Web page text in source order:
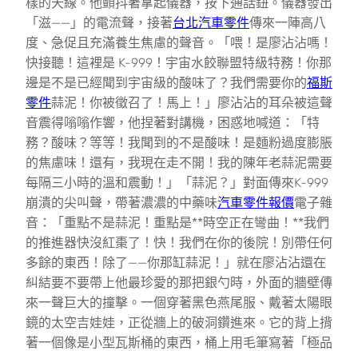
「滋——」的電流聲，接著台北汽車零件傳來一陣高八
度、急促且充滿養生焦慮的聲音。「喂！是廖沾沾嗎！
快接聽！這裡是 K-999！宇宙水餃聯盟特級特務！你那
邊是不是已經聞到宇宙級的酸味了？我們需要你的福斯
零件蒜泥！你被徵召了！馬上！」廖沾沾的耳朵被這聲
音震得嗡嗡作響，他捏著對講機，困惑地喊道：「特
務？酸味？等等！我聞到的不是酸味！是麵粉過度膨脹
的焦慮味！還有，我現在走不開！我的陳年老蒜泥需要
每隔三小時的溫和震動！」「蒜泥？」對面傳來K-999
崩潰的尖叫聲，帶著濃濃的中藥味汽車零件報價電子雜
音：「重點不是蒜泥！重點是**時空正在彎曲！**我們
的推進器快沒紅棗了！快！我們在你的後院！別帶任何
多餘的東西！除了——你那缸蒜泥！」就在廖沾沾還在
糾結要不要帶上他最珍愛的那把銀勺時，外面的牆壁傳
來一聲巨大的撞擊。一個穿著黑色燕尾服、戴著太陽眼
鏡的太空吉娃娃，正從牆上的破洞鑽進來。它的背上揹
著一個像是小型瓦斯桶的東西，桶上用毛筆寫著「極品